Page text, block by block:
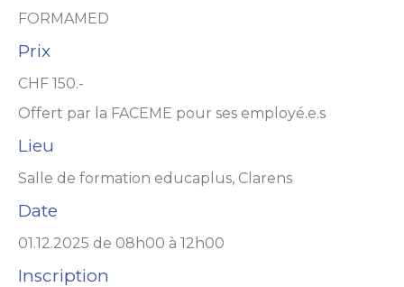
FORMAMED
Prix
CHF 150.-
Offert par la FACEME pour ses employé.e.s
Lieu
Salle de formation educaplus, Clarens
Date
01.12.2025 de 08h00 à 12h00
Inscription